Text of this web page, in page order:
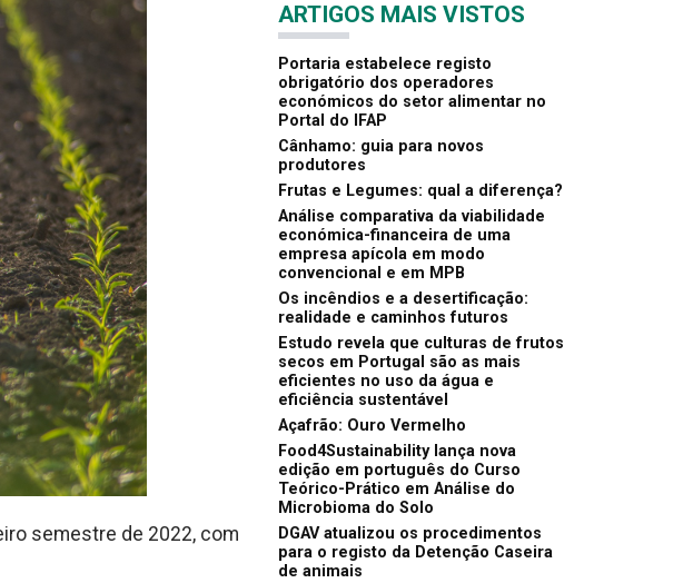
semestre de 2022, com
ARTIGOS MAIS VISTOS
Portaria estabelece registo
obrigatório dos operadores
económicos do setor alimentar no
Portal do IFAP
Cânhamo: guia para novos
produtores
Frutas e Legumes: qual a diferença?
Análise comparativa da viabilidade
económica-financeira de uma
empresa apícola em modo
convencional e em MPB
Os incêndios e a desertificação:
realidade e caminhos futuros
Estudo revela que culturas de frutos
secos em Portugal são as mais
eficientes no uso da água e
eficiência sustentável
Açafrão: Ouro Vermelho
Food4Sustainability lança nova
edição em português do Curso
Teórico-Prático em Análise do
Microbioma do Solo
DGAV atualizou os procedimentos
para o registo da Detenção Caseira
de animais